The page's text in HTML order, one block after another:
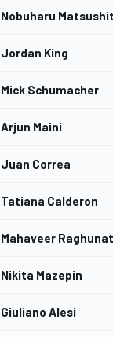
Nobuharu
Jordan King
Mick Schumacher
Arjun Maini
Juan Correa
Tatiana Calderon
Mahaveer
Nikita Mazepin
Giuliano Alesi